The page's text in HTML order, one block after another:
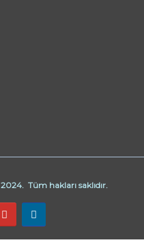
Tüm hakları saklıdır.